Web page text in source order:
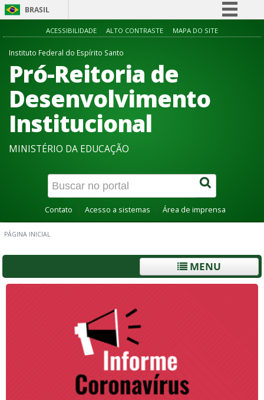
BRASIL
Simplifique!
Acesso à informação
Legislação
ACESSIBILIDADE ALTO CONTRASTE MAPA DO SITE
Instituto Federal do Espírito Santo
Pró-Reitoria de
Desenvolvimento
Institucional
MINISTÉRIO DA EDUCAÇÃO
Contato Acesso a sistemas Área de imprensa
PÁGINA INICIAL
MENU